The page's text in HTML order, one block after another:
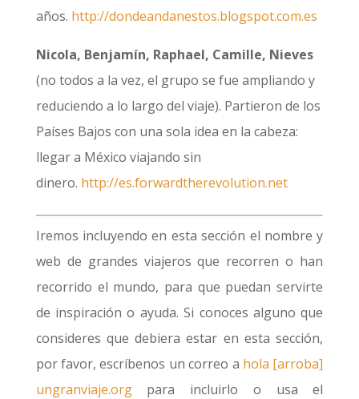
años. http://dondeandanestos.blogspot.com.es
Nicola, Benjamín, Raphael, Camille, Nieves
(no todos a la vez, el grupo se fue ampliando y
reduciendo a lo largo del viaje). Partieron de los
Países Bajos con una sola idea en la cabeza:
llegar a México viajando sin
dinero. http://es.forwardtherevolution.net
Iremos incluyendo en esta sección el nombre y
web de grandes viajeros que recorren o han
recorrido el mundo, para que puedan servirte
de inspiración o ayuda. Si conoces alguno que
consideres que debiera estar en esta sección,
por favor, escríbenos un correo a hola [arroba]
ungranviaje.orgpara incluirlo o usa el